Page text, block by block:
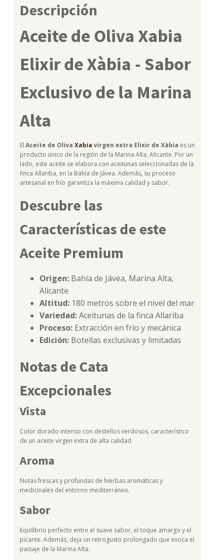
Descripción
Aceite de Oliva Xabia
Elixir de Xàbia - Sabor
Exclusivo de la Marina
Alta
El Aceite de Oliva Xabia virgen extra Elixir de Xàbia es un
producto único de la región de la Marina Alta, Alicante. Por un
lado, este aceite se elabora con aceitunas seleccionadas de la
finca Allariba, en la Bahía de Jávea. Además, su proceso
artesanal en frío garantiza la máxima calidad y sabor.
Descubre las
Características de este
Aceite Premium
Origen: Bahía de Jávea, Marina Alta,
Alicante
Altitud: 180 metros sobre el nivel del mar
Variedad:Aceitunas de la finca Allariba
Proceso: Extracción en frío y mecánica
Edición: Botellas exclusivas y limitadas
Notas de Cata
Excepcionales
Vista
Color dorado intenso con destellos verdosos, característico
de un aceite virgen extra de alta calidad.
Aroma
Notas frescas y profundas de hierbas aromáticas y
medicinales del entorno mediterráneo.
Sabor
Equilibrio perfecto entre el suave sabor, el toque amargo y el
picante. Además, deja un retrogusto prolongado que evoca el
paisaje de la Marina Alta.